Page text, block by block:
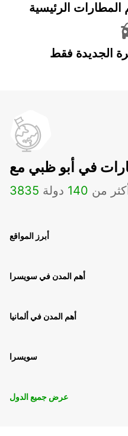
الجديدة فقط
3835 من 140 دولة
أبرز المواقع
أهم المدن في سويسرا
أهم المدن في ألمانيا
سويسرا
عرض جميع الدول